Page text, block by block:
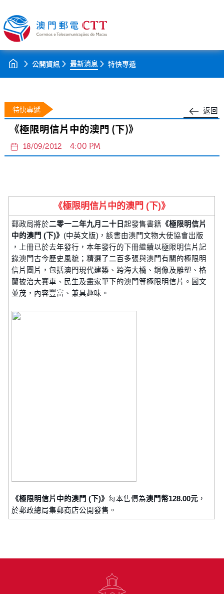
公開資訊 最新消息 特快專遞
返回
特快專遞
《極限明信片中的澳門 (下)》
18/09/2012 4:00 PM
《極限明信片中的澳門 (下)》
郵政局將於二零一二年九月二十日起發售書籍 《極限明信片
中的澳門 (下)》 (中英文版)，該書由澳門文物大使協會出版
，上冊已於去年發行，本年發行的下冊繼續以極限明信片記
錄澳門古今歷史風貌；精選了二百多張與澳門有關的極限明
信片圖片，包括澳門現代建築、跨海大橋、銅像及雕塑、格
蘭披治大賽車、民生及畫家筆下的澳門等極限明信片。圖文
並茂，內容豐富、兼具趣味。
《極限明信片中的澳門 (下)》每本售價為澳門幣128.00元 ，
於郵政總局集郵商店公開發售。